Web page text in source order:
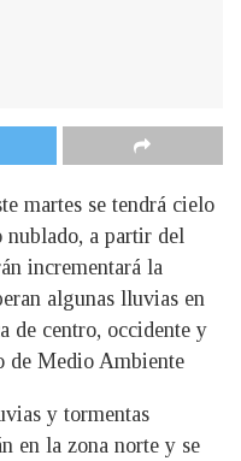
martes se tendrá cielo
nublado, a partir del
incrementará la
algunas lluvias en
de centro, occidente y
de Medio Ambiente
y tormentas
en la zona norte y se